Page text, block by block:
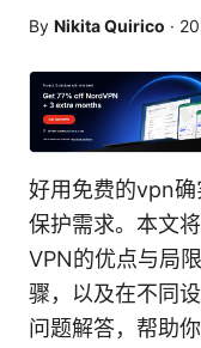
By Nikita Quirico ·
好用免费的vpn确
保护需求。本文
VPN的优点与局
骤，以及在不同
问题解答，帮助